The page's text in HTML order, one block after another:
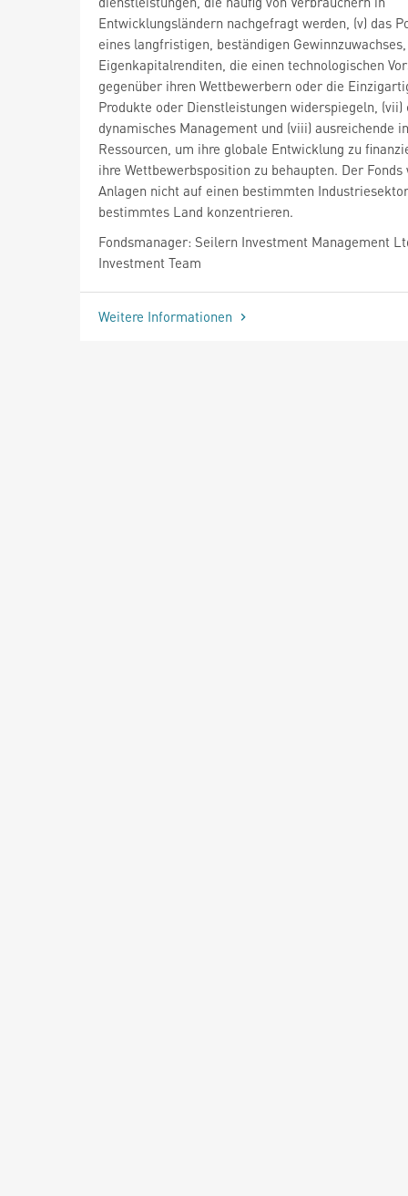
Entwicklungsländern nachgefragt werden, (v) das
eines langfristigen, beständigen
Eigenkapitalrenditen, die einen technologischen
gegenüber ihren Wettbewerbern oder die
Produkte oder Dienstleistungen widerspiegeln, (vii)
dynamisches Management und (viii) ausreichende
Ressourcen, um ihre globale Entwicklung zu
ihre Wettbewerbsposition zu behaupten. Der Fonds
Anlagen nicht auf einen bestimmten
bestimmtes Land konzentrieren.
Fondsmanager: Seilern Investment Management
Investment Team
Weitere Informationen